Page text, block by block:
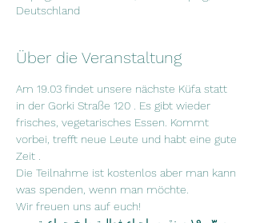
Deutschland
Über die Veranstaltung
Am 19.03 findet unsere nächste Küfa statt
in der Gorki Straße 120 . Es gibt wieder
frisches, vegetarisches Essen. Kommt
vorbei, trefft neue Leute und habt eine gute
Zeit .
Die Teilnahme ist kostenlos aber man kann
was spenden, wenn man möchte.
Wir freuen uns auf euch!